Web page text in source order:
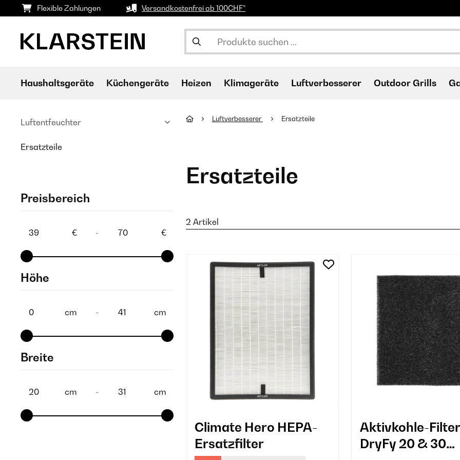
Flexible Zahlungen Versandkostenfrei ab 100CHF*
Haushaltsgeräte Küchengeräte Heizen Klimageräte Luftverbesserer Outdoor Grills
Luftentfeuchter
Ersatzteile
Preisbereich
€ - €
Höhe
cm - cm
Breite
cm - cm
Luftverbesserer Ersatzteile
Ersatzteile
2 Artikel
Climate Hero HEPA-
Ersatzfilter
Aktivkohle-
DryFy 20 & 30